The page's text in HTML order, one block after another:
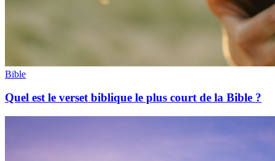
Bible
Quel est le verset biblique le plus court de la Bible ?